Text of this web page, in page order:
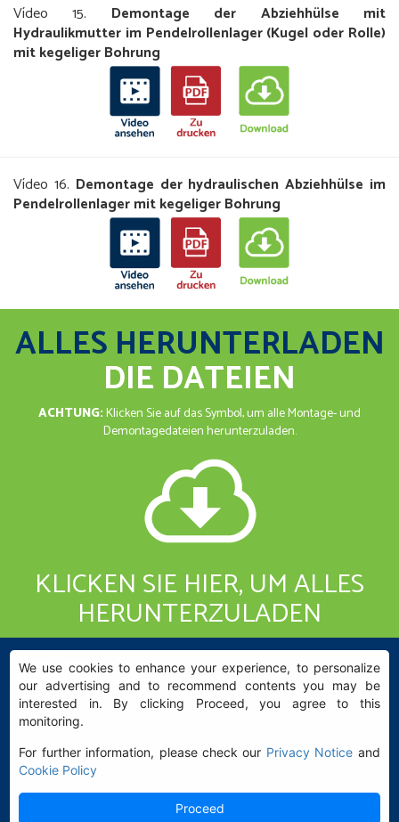
Vídeo 15. Demontage der Abziehhülse mit
Hydraulikmutter im Pendelrollenlager (Kugel oder Rolle)
mit kegeliger Bohrung
Vídeo 16. Demontage der hydraulischen Abziehhülse im
Pendelrollenlager mit kegeliger Bohrung
ALLES HERUNTERLADEN
DIE DATEIEN
ACHTUNG:Klicken Sie auf das Symbol, um alle Montage- und
Demontagedateien herunterzuladen.
KLICKEN SIE HIER, UM ALLES
HERUNTERZULADEN
We use cookies to enhance your experience, to personalize
our advertising and to recommend contents you may be
interested in. By clicking Proceed, you agree to this
monitoring.
For further information, please check our Privacy Notice and
Cookie Policy
Proceed
BGL - Bertoloto & Grotta Ltda. | Hülsen für Lager.
Av. Major José Levy Sobrinho, 1296 | Boa Vista
13486.190 | Limeira-SP | Brasil
+55 (19) 99392.2793 |
info@bgl.com.br
Alle Rechte Vorbehalten